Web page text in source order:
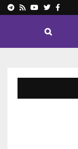
Facebook
Twitter
Youtube
Rss